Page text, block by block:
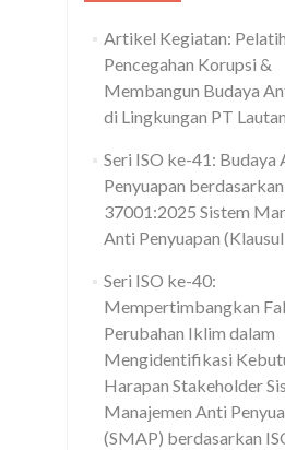
Artikel Kegiatan:
Pencegahan Korupsi &
Membangun Budaya
di Lingkungan PT
Seri ISO ke-41: Budaya
Penyuapan
37001:2025 Sistem
Anti Penyuapan
Seri ISO ke-40:
Mempertimbangkan
Perubahan Iklim dalam
Mengidentifikasi
Harapan Stakeholder
Manajemen Anti
(SMAP) berdasarkan